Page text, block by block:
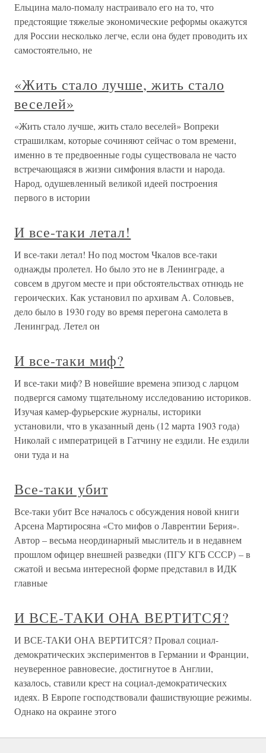
Ельцина мало-помалу настраивало его на то, что
предстоящие тяжелые экономические реформы окажутся
для России несколько легче, если она будет проводить их
самостоятельно, не
«Жить стало лучше, жить стало
веселей»
«Жить стало лучше, жить стало веселей» Вопреки
страшилкам, которые сочиняют сейчас о том времени,
именно в те предвоенные годы существовала не часто
встречающаяся в жизни симфония власти и народа.
Народ, одушевленный великой идеей построения
первого в истории
И все-таки летал!
И все-таки летал! Но под мостом Чкалов все-таки
однажды пролетел. Но было это не в Ленинграде, а
совсем в другом месте и при обстоятельствах отнюдь не
героических. Как установил по архивам А. Соловьев,
дело было в 1930 году во время перегона самолета в
Ленинград. Летел он
И все-таки миф?
И все-таки миф? В новейшие времена эпизод с ларцом
подвергся самому тщательному исследованию историков.
Изучая камер-фурьерские журналы, историки
установили, что в указанный день (12 марта 1903 года)
Николай с императрицей в Гатчину не ездили. Не ездили
они туда и на
Все-таки убит
Все-таки убит Все началось с обсуждения новой книги
Арсена Мартиросяна «Сто мифов о Лаврентии Берия».
Автор – весьма неординарный мыслитель и в недавнем
прошлом офицер внешней разведки (ПГУ КГБ СССР) – в
сжатой и весьма интересной форме представил в ИДК
главные
И ВСЕ-ТАКИ ОНА ВЕРТИТСЯ?
И ВСЕ-ТАКИ ОНА ВЕРТИТСЯ? Провал социал-
демократических экспериментов в Германии и Франции,
неуверенное равновесие, достигнутое в Англии,
казалось, ставили крест на социал-демократических
идеях. В Европе господствовали фашиствующие режимы.
Однако на окраине этого